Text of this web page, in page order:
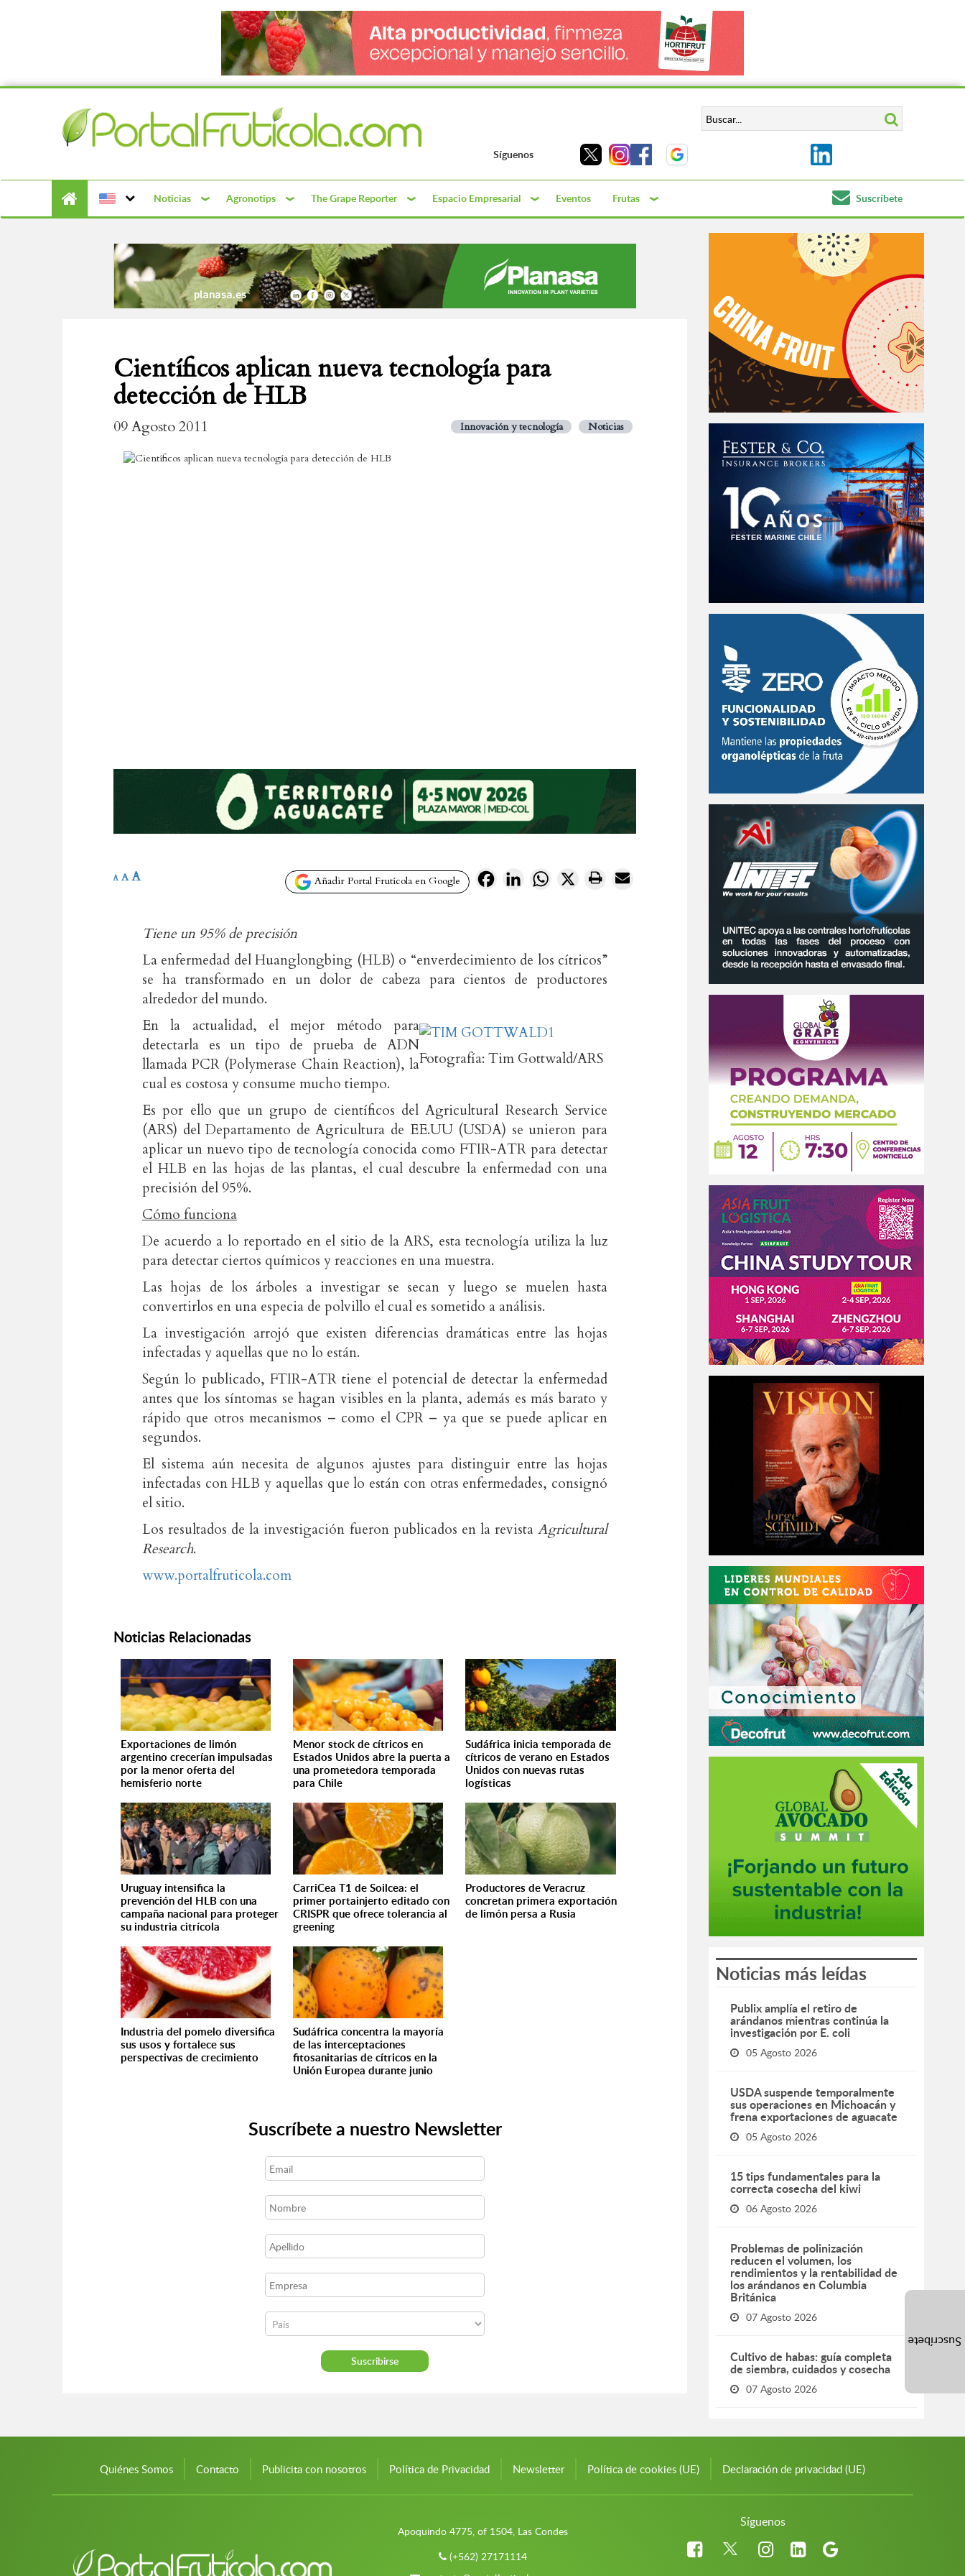
Síguenos
Noticias Agronotips The Grape Reporter Espacio Empresarial Eventos Frutas Suscríbete
Científicos aplican nueva tecnología para
detección de HLB
09 Agosto 2011 Innovación y tecnología Noticias
Añadir Portal Frutícola en Google FacebookLinkedInWhatsApp
X
A A A
Tiene un 95% de precisión
La enfermedad del Huanglongbing (HLB) o “enverdecimiento de los cítricos”
se ha transformado en un dolor de cabeza para cientos de productores
alrededor del mundo.
Fotografía: Tim Gottwald/ARS
En la actualidad, el mejor método para
detectarla es un tipo de prueba de ADN
llamada PCR (Polymerase Chain Reaction), la
cual es costosa y consume mucho tiempo.
Es por ello que un grupo de científicos del Agricultural Research Service
(ARS) del Departamento de Agricultura de EE.UU (USDA) se unieron para
aplicar un nuevo tipo de tecnología conocida como FTIR-ATR para detectar
el HLB en las hojas de las plantas, el cual descubre la enfermedad con una
precisión del 95%.
Cómo funciona
De acuerdo a lo reportado en el sitio de la ARS, esta tecnología utiliza la luz
para detectar ciertos químicos y reacciones en una muestra.
Las hojas de los árboles a investigar se secan y luego se muelen hasta
convertirlos en una especia de polvillo el cual es sometido a análisis.
La investigación arrojó que existen diferencias dramáticas entre las hojas
infectadas y aquellas que no lo están.
Según lo publicado, FTIR-ATR tiene el potencial de detectar la enfermedad
antes que los síntomas se hagan visibles en la planta, además es más barato y
rápido que otros mecanismos – como el CPR – ya que se puede aplicar en
segundos.
El sistema aún necesita de algunos ajustes para distinguir entre las hojas
infectadas con HLB y aquellas que lo están con otras enfermedades, consignó
el sitio.
Los resultados de la investigación fueron publicados en la revista Agricultural
Research.
www.portalfruticola.com
Noticias Relacionadas
Exportaciones de limón
argentino crecerían impulsadas
por la menor oferta del
hemisferio norte
Menor stock de cítricos en
Estados Unidos abre la puerta a
una prometedora temporada
para Chile
Sudáfrica inicia temporada de
cítricos de verano en Estados
Unidos con nuevas rutas
logísticas
Uruguay intensifica la
prevención del HLB con una
campaña nacional para proteger
su industria citrícola
CarriCea T1 de Soilcea: el
primer portainjerto editado con
CRISPR que ofrece tolerancia al
greening
Productores de Veracruz
concretan primera exportación
de limón persa a Rusia
Industria del pomelo diversifica
sus usos y fortalece sus
perspectivas de crecimiento
Sudáfrica concentra la mayoría
de las interceptaciones
fitosanitarias de cítricos en la
Unión Europea durante junio
Suscríbete a nuestro Newsletter
Noticias más leídas
Publix amplía el retiro de
arándanos mientras continúa la
investigación por E. coli
05 Agosto 2026
USDA suspende temporalmente
sus operaciones en Michoacán y
frena exportaciones de aguacate
05 Agosto 2026
15 tips fundamentales para la
correcta cosecha del kiwi
06 Agosto 2026
Problemas de polinización
reducen el volumen, los
rendimientos y la rentabilidad de
los arándanos en Columbia
Británica
07 Agosto 2026
Cultivo de habas: guía completa
de siembra, cuidados y cosecha
07 Agosto 2026
Quiénes Somos Contacto Publicita con nosotros Política de Privacidad Newsletter Política de cookies (UE) Declaración de privacidad (UE)
Apoquindo 4775, of 1504, Las Condes
(+562) 27171114
Síguenos
Suscríbete